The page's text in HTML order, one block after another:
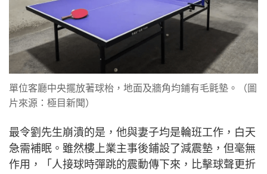
單位客廳中央擺放著球枱，地面及牆角均鋪有毛氈墊。（圖
片來源：極目新聞）
最令劉先生崩潰的是，他與妻子均是輪班工作，白天
急需補眠。雖然樓上業主事後鋪設了減震墊，但毫無
作用，「人接球時彈跳的震動傳下來，比擊球聲更折